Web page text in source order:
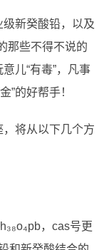
新癸酸铅，以及
那些不得不说的
儿“有毒”，凡事
”的好帮手！
，将从以下几个方
，cas号更